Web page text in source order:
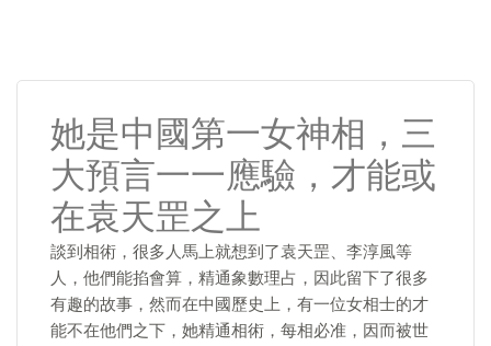
她是中國第一女神相，三
大預言一一應驗，才能或
在袁天罡之上
談到相術，很多人馬上就想到了袁天罡、李淳風等
人，他們能掐會算，精通象數理占，因此留下了很多
有趣的故事，然而在中國歷史上，有一位女相士的才
能不在他們之下，她精通相術，每相必准，因而被世